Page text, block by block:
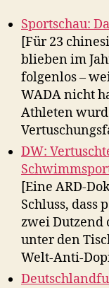
Sportschau:
[Für 23
blieben im
folgenlos –
WADA nicht
Athleten
DW:
[Eine ARD-
Schluss, dass
zwei Dutzend
unter den
Welt-Anti-